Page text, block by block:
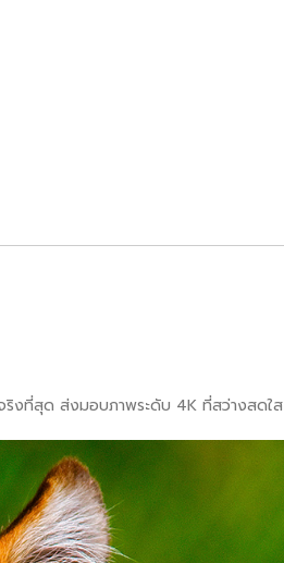
ริงที่สุด ส่งมอบภาพระดับ 4K ที่สว่างสดใส